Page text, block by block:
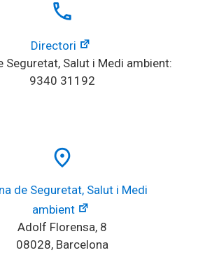
local_phone
Directori
Seguretat, Salut i Medi ambient:
9340 31192
place
de Seguretat, Salut i Medi
ambient
Adolf Florensa, 8
08028, Barcelona